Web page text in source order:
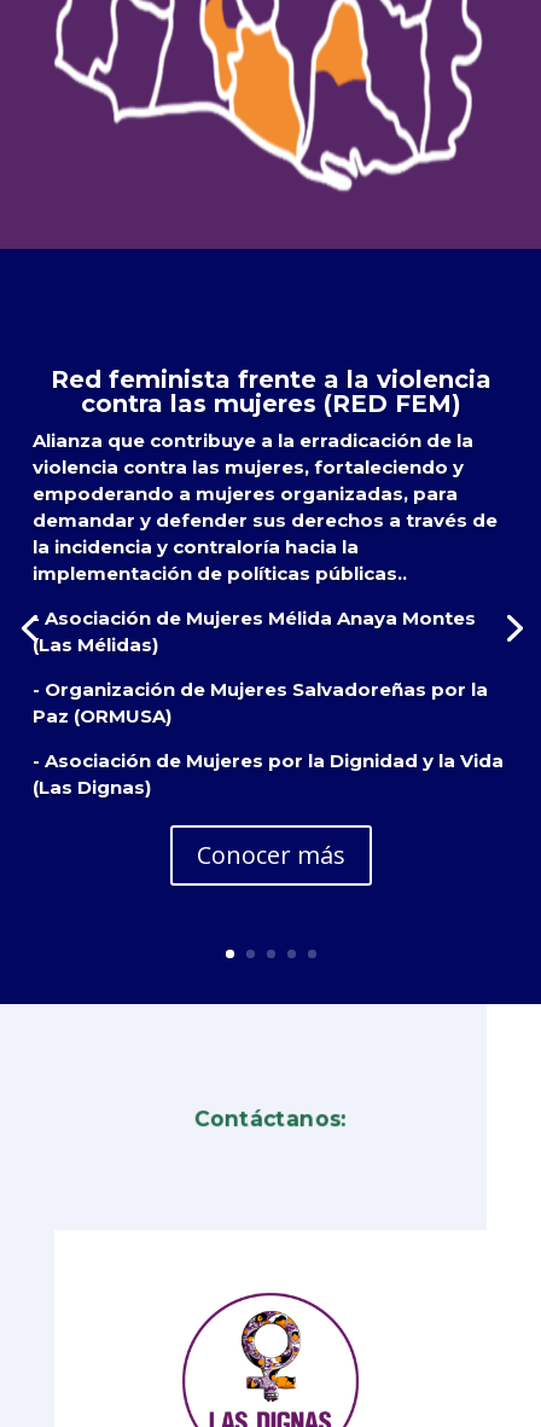
Red feminista frente a la violencia
contra las mujeres (RED FEM)
Alianza que contribuye a la erradicación de la
violencia contra las mujeres, fortaleciendo y
empoderando a mujeres organizadas, para
demandar y defender sus derechos a través de
la incidencia y contraloría hacia la
implementación de políticas públicas..
- Asociación de Mujeres Mélida Anaya Montes
(Las Mélidas)
- Organización de Mujeres Salvadoreñas por la
Paz (ORMUSA)
- Asociación de Mujeres por la Dignidad y la Vida
(Las Dignas)
Conocer más
Contáctanos: